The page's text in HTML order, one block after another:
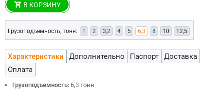
В КОРЗИНУ
Грузоподъемность, тонн: 1 2 3,2 4 5 6,3 8 10 12,5
Характеристики Дополнительно Паспорт
Доставка
Оплата
Грузоподъемность: 6,3 тонн